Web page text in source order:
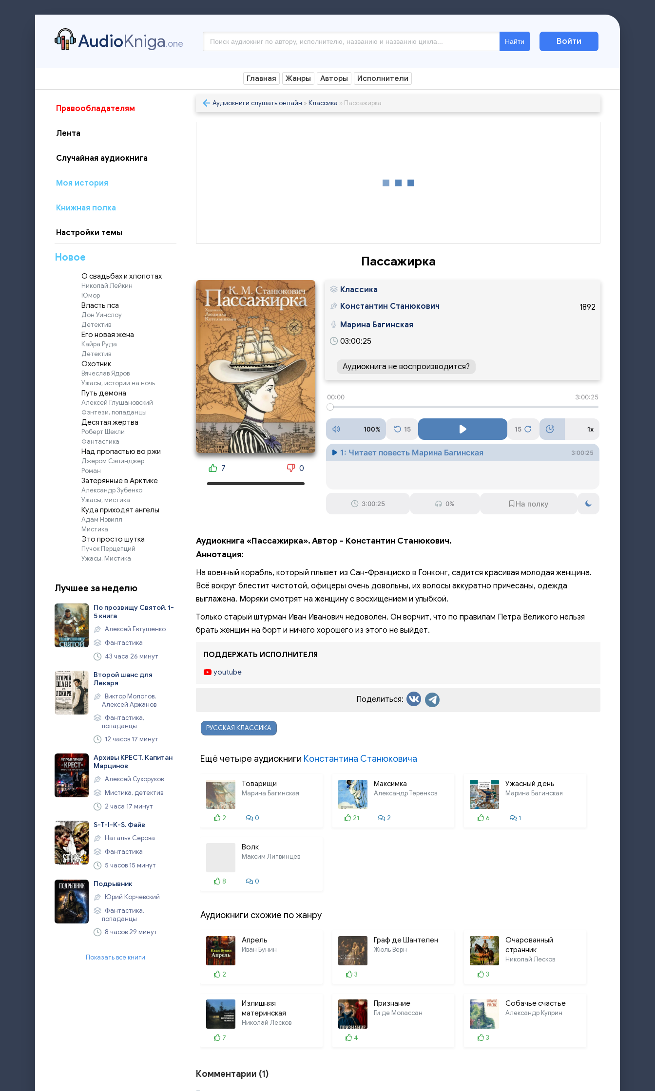
AudioKniga.one Найти Войти
Главная Жанры Авторы Исполнители
Правообладателям
Лента
Случайная аудиокнига
Моя история
Книжная полка
Настройки темы
Новое
О свадьбах и хлопотах
Николай Лейкин
Юмор
Власть пса
Дон Уинслоу
Детектив
Его новая жена
Кайра Руда
Детектив
Охотник
Вячеслав Ядров
Ужасы, истории на ночь
Путь демона
Алексей Глушановский
Фэнтези, попаданцы
Десятая жертва
Роберт Шекли
Фантастика
Над пропастью во ржи
Джером Сэлинджер
Роман
Затерянные в Арктике
Александр Зубенко
Ужасы, мистика
Куда приходят ангелы
Адам Нэвилл
Мистика
Это просто шутка
Пучок Перцепций
Ужасы, Мистика
Лучшее за неделю
По прозвищу Святой. 1-
5 книга
Алексей Евтушенко
Фантастика
43 часа 26 минут
Второй шанс для
Лекаря
Виктор Молотов,
Алексей Аржанов
Фантастика,
попаданцы
12 часов 17 минут
Архивы КРЕСТ. Капитан
Марцинов
Алексей Сухоруков
Мистика, детектив
2 часа 17 минут
S-T-I-K-S. Файв
Наталья Серова
Фантастика
5 часов 15 минут
Подрывник
Юрий Корчевский
Фантастика,
попаданцы
8 часов 29 минут
Показать все книги
Аудиокниги слушать онлайн » Классика » Пассажирка
Пассажирка
7 0
Классика
1892
Константин Станюкович
Марина Багинская
03:00:25
Аудиокнига не воспроизводится?
00:00 3:00:25
100% 15 15 1x
1: Читает повесть Марина Багинская 3:00:25
3:00:25 0%
Аудиокнига «Пассажирка». Автор - Константин Станюкович.
Аннотация:
На военный корабль, который плывет из Сан-Франциско в Гонконг, садится красивая молодая женщина.
Всё вокруг блестит чистотой, офицеры очень довольны, их волосы аккуратно причесаны, одежда
выглажена. Моряки смотрят на женщину с восхищением и улыбкой.
Только старый штурман Иван Иванович недоволен. Он ворчит, что по правилам Петра Великого нельзя
брать женщин на борт и ничего хорошего из этого не выйдет.
ПОДДЕРЖАТЬ ИСПОЛНИТЕЛЯ
youtube
Поделиться:
РУССКАЯ КЛАССИКА
Ещё четыре аудиокниги Константина Станюковича
Товарищи
Марина Багинская
2 0
Максимка
Александр Теренков
21 2
Ужасный день
Марина Багинская
6 1
Волк
Максим Литвинцев
8 0
Аудиокниги схожие по жанру
Апрель
Иван Бунин
2
Граф де Шантелен
Жюль Верн
3
Очарованный
странник
Николай Лесков
3
Излишняя
материнская
нежность
Николай Лесков
7
Признание
Ги де Мопассан
4
Собачье счастье
Александр Куприн
3
Комментарии (1)